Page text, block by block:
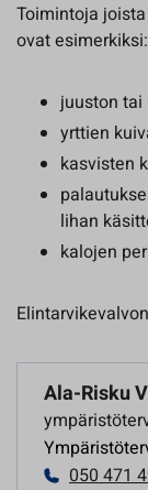
Toimintoja
ovat esimerkiksi:
juuston
yrttien
kasvisten
lihan
kalojen
Ala-Risku
050 471